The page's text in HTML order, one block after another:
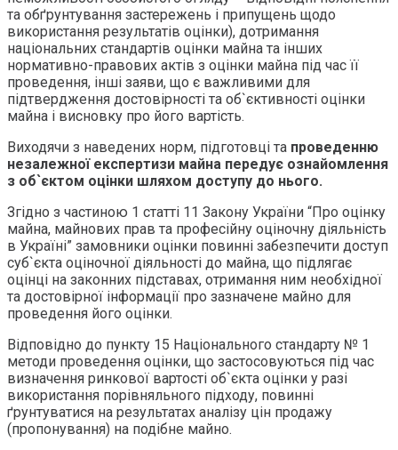
та обґрунтування застережень і припущень щодо
використання результатів оцінки), дотримання
національних стандартів оцінки майна та інших
нормативно-правових актів з оцінки майна під час її
проведення, інші заяви, що є важливими для
підтвердження достовірності та об`єктивності оцінки
майна і висновку про його вартість.
Виходячи з наведених норм, підготовці та проведенню
незалежної експертизи майна передує ознайомлення
з об`єктом оцінки шляхом доступу до нього.
Згідно з частиною 1 статті 11 Закону України “Про оцінку
майна, майнових прав та професійну оціночну діяльність
в Україні” замовники оцінки повинні забезпечити доступ
суб`єкта оціночної діяльності до майна, що підлягає
оцінці на законних підставах, отримання ним необхідної
та достовірної інформації про зазначене майно для
проведення його оцінки.
Відповідно до пункту 15 Національного стандарту № 1
методи проведення оцінки, що застосовуються під час
визначення ринкової вартості об`єкта оцінки у разі
використання порівняльного підходу, повинні
ґрунтуватися на результатах аналізу цін продажу
(пропонування) на подібне майно.